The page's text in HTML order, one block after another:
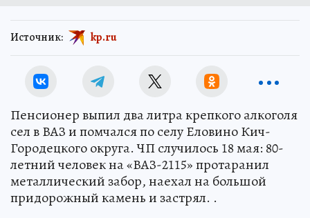
Источник: kp.ru
Пенсионер выпил два литра крепкого алкоголя
сел в ВАЗ и помчался по селу Еловино Кич-
Городецкого округа. ЧП случилось 18 мая: 80-
летний человек на «ВАЗ-2115» протаранил
металлический забор, наехал на большой
придорожный камень и застрял. .